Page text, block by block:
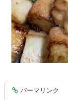
entry7261
パーマリンク